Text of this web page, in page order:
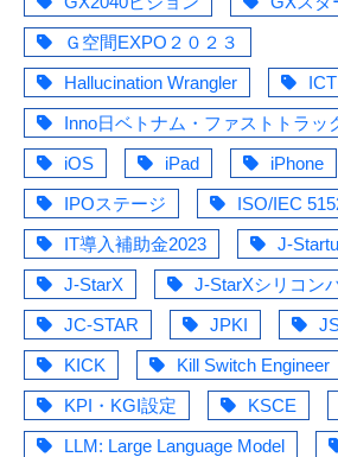
Ｇ空間EXPO２０２３
Hallucination Wrangler
ICT
Inno日ベトナム・ファストトラッ
iOS
iPad iPhone
IPOステージ
ISO/IEC
IT導入補助金2023
J-
J-StarX
J-StarXシリコン
JC-STAR
JPKI
KICK
Kill Switch Engineer
KPI・KGI設定
KSCE
LLM: Large Language Model